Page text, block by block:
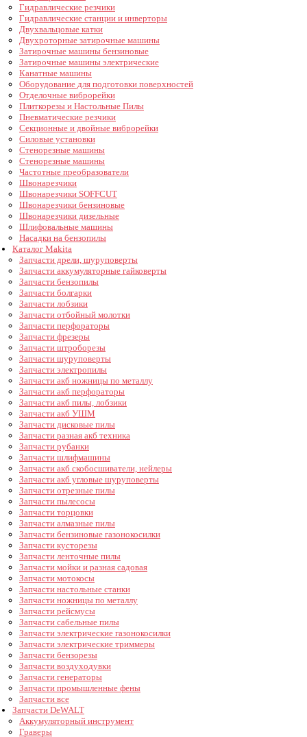
Гидравлические резчики
Гидравлические станции и инверторы
Двухвальцовые катки
Двухроторные затирочные машины
Затирочные машины бензиновые
Затирочные машины электрические
Канатные машины
Оборудование для подготовки поверхностей
Отделочные виброрейки
Плиткорезы и Настольные Пилы
Пневматические резчики
Секционные и двойные виброрейки
Силовые установки
Стенорезные машины
Стенорезные машины
Частотные преобразователи
Швонарезчики
Швонарезчики SOFFCUT
Швонарезчики бензиновые
Швонарезчики дизельные
Шлифовальные машины
Насадки на бензопилы
Каталог Makita
Запчасти дрели, шуруповерты
Запчасти аккумуляторные гайковерты
Запчасти бензопилы
Запчасти болгарки
Запчасти лобзики
Запчасти отбойный молотки
Запчасти перфораторы
Запчасти фрезеры
Запчасти штроборезы
Запчасти шуруповерты
Запчасти электропилы
Запчасти акб ножницы по металлу
Запчасти акб перфораторы
Запчасти акб пилы, лобзики
Запчасти акб УШМ
Запчасти дисковые пилы
Запчасти разная акб техника
Запчасти рубанки
Запчасти шлифмашины
Запчасти акб скобосшиватели, нейлеры
Запчасти акб угловые шуруповерты
Запчасти отрезные пилы
Запчасти пылесосы
Запчасти торцовки
Запчасти алмазные пилы
Запчасти бензиновые газонокосилки
Запчасти кусторезы
Запчасти ленточные пилы
Запчасти мойки и разная садовая
Запчасти мотокосы
Запчасти настольные станки
Запчасти ножницы по металлу
Запчасти рейсмусы
Запчасти сабельные пилы
Запчасти электрические газонокосилки
Запчасти электрические триммеры
Запчасти бензорезы
Запчасти воздуходувки
Запчасти генераторы
Запчасти промышленные фены
Запчасти все
Запчасти DeWALT
Аккумуляторный инструмент
Граверы